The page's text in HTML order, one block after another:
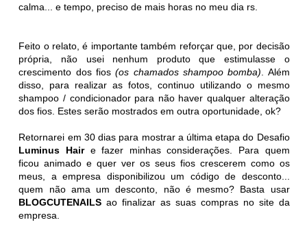
calma... e tempo, preciso de mais horas no meu dia rs.
Feito o relato, é importante também reforçar que, por decisão
própria, não usei nenhum produto que estimulasse o
crescimento dos fios(os chamados shampoo bomba) . Além
disso, para realizar as fotos, continuo utilizando o mesmo
shampoo / condicionador para não haver qualquer alteração
dos fios. Estes serão mostrados em outra oportunidade, ok?
Retornarei em 30 dias para mostrar a última etapa do Desafio
Luminus Haire fazer minhas considerações. Para quem
ficou animado e quer ver os seus fios crescerem como os
meus, a empresa disponibilizou um código de desconto...
quem não ama um desconto, não é mesmo? Basta usar
BLOGCUTENAILS ao finalizar as suas compras no site da
empresa.